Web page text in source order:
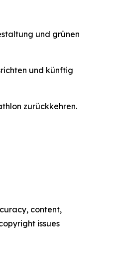
und grünen
und künftig
zurückkehren.
content,
issues